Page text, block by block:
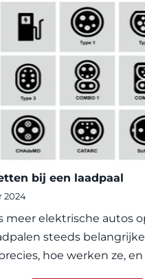
bij een laadpaal
2024
meer elektrische autos
steeds
hoe werken ze,